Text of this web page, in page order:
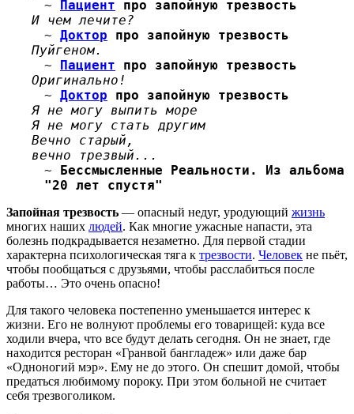
~ Пациент про запойную трезвость
И чем лечите?
~ Доктор про запойную трезвость
Пуйгеном.
~ Пациент про запойную трезвость
Оригинально!
~ Доктор про запойную трезвость
Я не могу выпить море
Я не могу стать другим
Вечно старый,
вечно трезвый...
~ Бессмысленные Реальности. Из альбома
"20 лет спустя"
Запойная трезвость — опасный недуг, уродующий жизнь
многих наших людей. Как многие ужасные напасти, эта
болезнь подкрадывается незаметно. Для первой стадии
характерна психологическая тяга к трезвости. Человек не пьёт,
чтобы пообщаться с друзьями, чтобы расслабиться после
работы… Это очень опасно!
Для такого человека постепенно уменьшается интерес к
жизни. Его не волнуют проблемы его товарищей: куда все
ходили вчера, что все будут делать сегодня. Он не знает, где
находится ресторан «Гранвой бангладеж» или даже бар
«Одноногий мэр». Ему не до этого. Он спешит домой, чтобы
предаться любимому пороку. При этом больной не считает
себя трезвоголиком.